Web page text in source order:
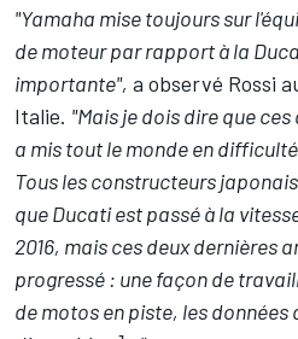
"Yamaha mise toujours sur
de moteur par rapport à la
importante", a observé Rossi
Italie. "Mais je dois dire que
a mis tout le monde en
Tous les constructeurs
que Ducati est passé à la
2016, mais ces deux dernières
progressé : une façon de
de motos en piste, les